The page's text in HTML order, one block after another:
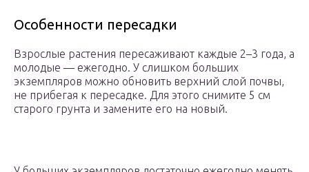
Особенности пересадки
Взрослые растения пересаживают каждые 2–3 года, а
молодые — ежегодно. У слишком больших
экземпляров можно обновить верхний слой почвы,
не прибегая к пересадке. Для этого снимите 5 см
старого грунта и замените его на новый.